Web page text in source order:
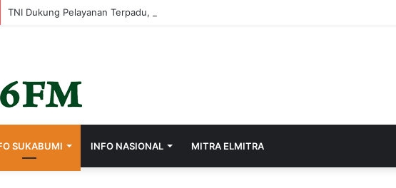
SUKABUMI INFO NASIONAL MITRA ELMITRA